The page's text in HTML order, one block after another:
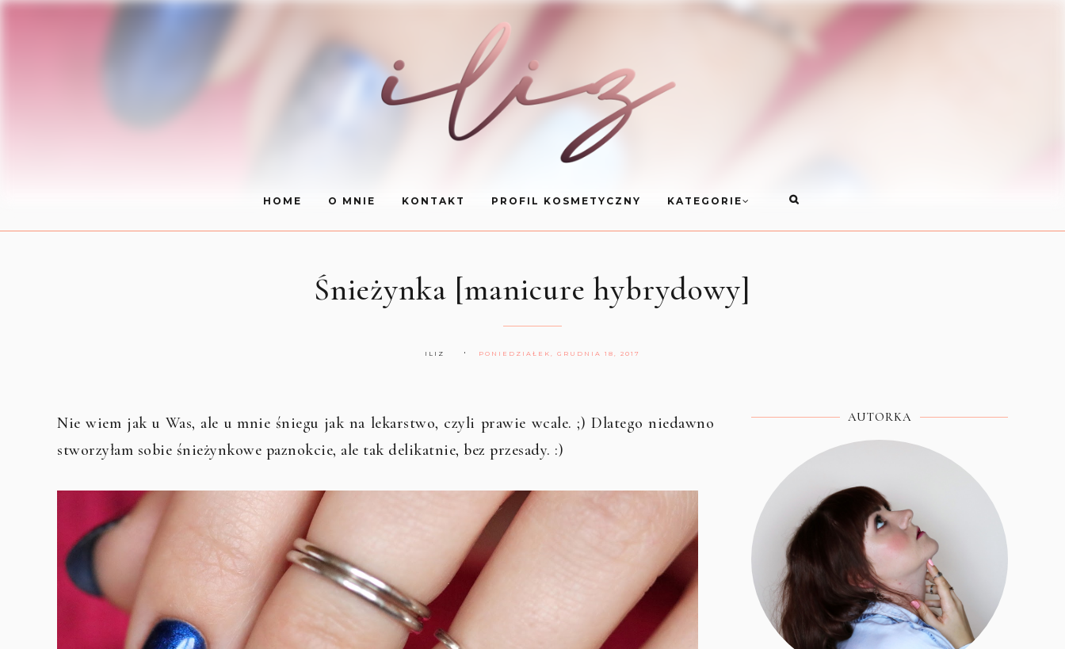
HOME O MNIE KONTAKT PROFIL KOSMETYCZNY KATEGORIE
Śnieżynka [manicure hybrydowy]
ILIZ PONIEDZIAŁEK, GRUDNIA 18, 2017
Nie wiem jak u Was, ale u mnie śniegu jak na lekarstwo, czyli prawie wcale. ;) Dlatego niedawno
stworzyłam sobie śnieżynkowe paznokcie, ale tak delikatnie, bez przesady. :)
AUTORKA